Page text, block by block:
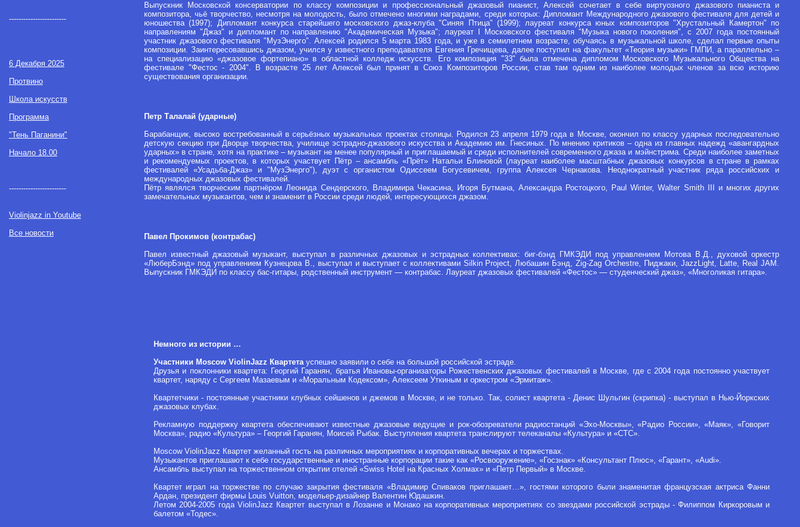
------------------------
6 Декабря 2025
Протвино
Школа искусств
Программа
"Тень Паганини"
Начало 18.00
------------------------
Violinjazz in Youtube
Все новости
Выпускник Московской консерватории по классу композиции и профессиональный джазовый пианист, Алексей сочетает в себе виртуозного джазового пианиста и
композитора, чьё творчество, несмотря на молодость, было отмечено многими наградами, среди которых: Дипломант Международного джазового фестиваля для детей и
юношества (1997); Дипломант конкурса старейшего московского джаз-клуба "Синяя Птица" (1999); лауреат конкурса юных композиторов "Хрустальный Камертон" по
направлениям "Джаз" и дипломант по направлению "Академическая Музыка"; лауреат I Московского фестиваля "Музыка нового поколения", с 2007 года постоянный
участник джазового фестиваля "МузЭнерго". Алексей родился 5 марта 1983 года, и уже в семилетнем возрасте, обучаясь в музыкальной школе, сделал первые опыты
композиции. Заинтересовавшись джазом, учился у известного преподавателя Евгения Гречищева, далее поступил на факультет «Теория музыки» ГМПИ, а параллельно –
на специализацию «джазовое фортепиано» в областной колледж искусств. Его композиция "33" была отмечена дипломом Московского Музыкального Общества на
фестивале "Фестос - 2004". В возрасте 25 лет Алексей был принят в Союз Композиторов России, став там одним из наиболее молодых членов за всю историю
существования организации.
Петр Талалай (ударные)
Барабанщик, высоко востребованный в серьёзных музыкальных проектах столицы. Родился 23 апреля 1979 года в Москве, окончил по классу ударных последовательно
детскую секцию при Дворце творчества, училище эстрадно-джазового искусства и Академию им. Гнесиных. По мнению критиков – одна из главных надежд «авангардных
ударных» в стране, хотя на практике – музыкант не менее популярный и приглашаемый и среди исполнителей современного джаза и мэйнстрима. Среди наиболее заметных
и рекомендуемых проектов, в которых участвует Пётр – ансамбль «Прёт» Натальи Блиновой (лауреат наиболее масштабных джазовых конкурсов в стране в рамках
фестивалей «Усадьба-Джаз» и "МузЭнерго"), дуэт с органистом Одиссеем Богусевичем, группа Алексея Чернакова. Неоднократный участник ряда российских и
международных джазовых фестивалей.
Пётр являлся творческим партнёром Леонида Сендерского, Владимира Чекасина, Игоря Бутмана, Александра Ростоцкого, Paul Winter, Walter Smith III и многих других
замечательных музыкантов, чем и знаменит в России среди людей, интересующихся джазом.
Павел Прокимов (контрабас)
Павел известный джазовый музыкант, выступал в различных джазовых и эстрадных коллективах: биг-бэнд ГМКЭДИ под управлением Мотова В.Д., духовой оркестр
«ЛюберБэнд» под управлением Кузнецова В., выступал и выступает с коллективами Silkin Project, Любашин Бэнд, Zig-Zag Orchestre, Пиджаки, JazzLight, Latte, Real JAM.
Выпускник ГМКЭДИ по классу бас-гитары, родственный инструмент — контрабас. Лауреат джазовых фестивалей «Фестос» — студенческий джаз», «Многоликая гитара».
Немного из истории …
Участники Moscow ViolinJazz Квартетауспешно заявили о себе на большой российской эстраде.
Друзья и поклонники квартета: Георгий Гаранян, братья Ивановы-организаторы Рожественских джазовых фестивалей в Москве, где с 2004 года постоянно участвует
квартет, наряду с Сергеем Мазаевым и «Моральным Кодексом», Алексеем Уткиным и оркестром «Эрмитаж».
Квартетчики - постоянные участники клубных сейшенов и джемов в Москве, и не только. Так, солист квартета - Денис Шульгин (скрипка) - выступал в Нью-Йоркских
джазовых клубах.
Рекламную поддержку квартета обеспечивают известные джазовые ведущие и рок-обозреватели радиостанций «Эхо-Москвы», «Pадио России», «Маяк», «Говорит
Москва», радио «Культура» – Георгий Гаранян, Моисей Рыбак. Выступления квартета транслируют телеканалы «Культура» и «СТС».
Moscow ViolinJazz Квартет желанный гость на различных мероприятиях и корпоративных вечерах и торжествах.
Музыкантов приглашают к себе государственные и иностранные корпорации такие как «Росвооружение», «Госзнак» «Консультант Плюс», «Гарант», «Audi».
Ансамбль выступал на торжественном открытии отелей «Swiss Hotel на Красных Холмах» и «Петр Первый» в Москве.
Квартет играл на торжестве по случаю закрытия фестиваля «Владимир Спиваков приглашает…», гостями которого были знаменитая французская актриса Фанни
Ардан, президент фирмы Louis Vuitton, модельер-дизайнер Валентин Юдашкин.
Летом 2004-2005 года ViolinJazz Квартет выступал в Лозанне и Монако на корпоративных мероприятиях со звездами российской эстрады - Филиппом Киркоровым и
балетом «Тодес».